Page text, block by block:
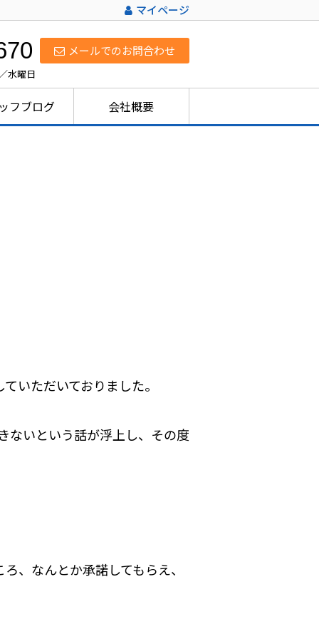
マイページ
メールでのお問合わせ
水曜日
フブログ 会社概要
いただいておりました。
ないという話が浮上し、その度
、なんとか承諾してもらえ、